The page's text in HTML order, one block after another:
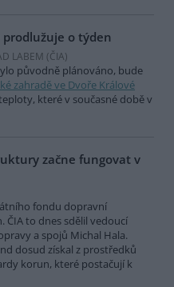
prodlužuje o týden
LABEM (ČIA)
původně plánováno, bude
zahradě ve Dvoře Králové
které v současné době v
začne fungovat v
fondu dopravní
ČIA to dnes sdělil vedoucí
a spojů Michal Hala.
dosud získal z prostředků
korun, které postačují k